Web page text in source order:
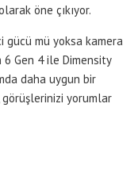
öne çıkıyor.
gücü mü yoksa kamera
Gen 4 ile Dimensity
daha uygun bir
yorumlar